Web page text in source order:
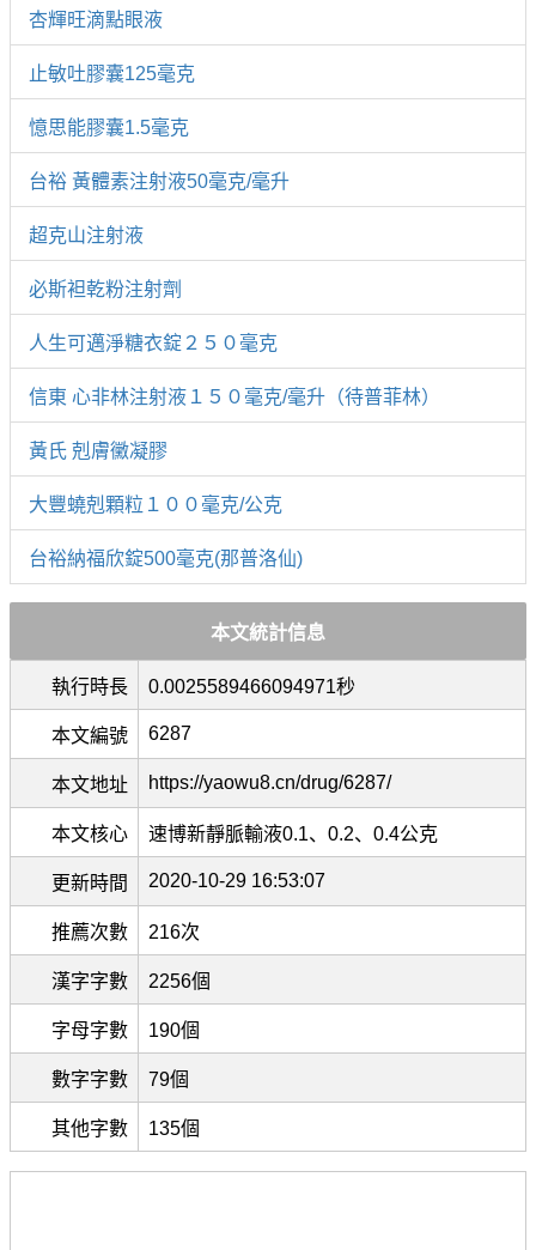
杏輝旺滴點眼液
止敏吐膠囊125毫克
憶思能膠囊1.5毫克
台裕 黃體素注射液50毫克/毫升
超克山注射液
必斯袒乾粉注射劑
人生可邁淨糖衣錠２５０毫克
信東 心非林注射液１５０毫克/毫升（待普菲林）
黃氏 剋膚黴凝膠
大豐蟯剋顆粒１００毫克/公克
台裕納福欣錠500毫克(那普洛仙)
本文統計信息
執行時長 0.0025589466094971秒
本文編號 6287
本文地址 https://yaowu8.cn/drug/6287/
本文核心 速博新靜脈輸液0.1、0.2、0.4公克
更新時間 2020-10-29 16:53:07
推薦次數 216次
漢字字數 2256個
字母字數 190個
數字字數 79個
其他字數 135個